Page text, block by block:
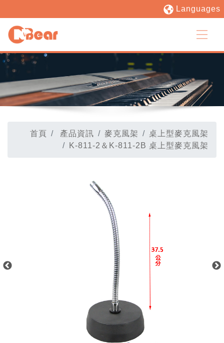
Languages
首頁 產品資訊 麥克風架
桌上型麥克風架
K-811-2＆K-811-2B 桌上型麥克風架